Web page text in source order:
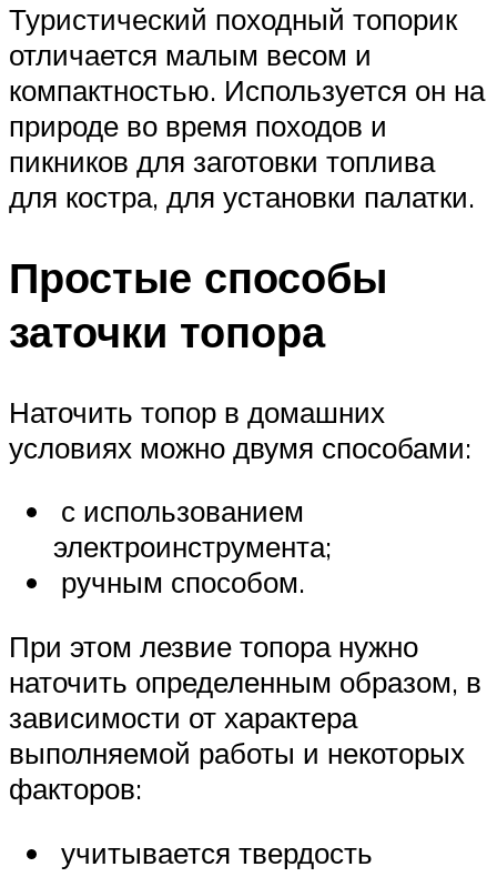
Туристический походный топорик
отличается малым весом и
компактностью. Используется он на
природе во время походов и
пикников для заготовки топлива
для костра, для установки палатки.
Простые способы
заточки топора
Наточить топор в домашних
условиях можно двумя способами:
­ с использованием
электроинструмента;
­ ручным способом.
При этом лезвие топора нужно
наточить определенным образом, в
зависимости от характера
выполняемой работы и некоторых
факторов:
­ учитывается твердость